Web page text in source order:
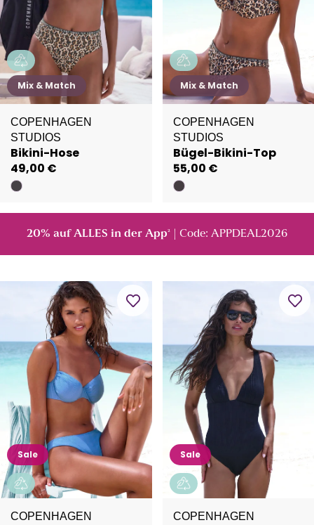
Mix & Match
COPENHAGEN
STUDIOS
Bikini-Hose
49,00 €
Mix & Match
COPENHAGEN
STUDIOS
Bügel-Bikini-Top
55,00 €
20% auf ALLES in der App² | Code: APPDEAL2026
Sale
COPENHAGEN
Sale
COPENHAGEN